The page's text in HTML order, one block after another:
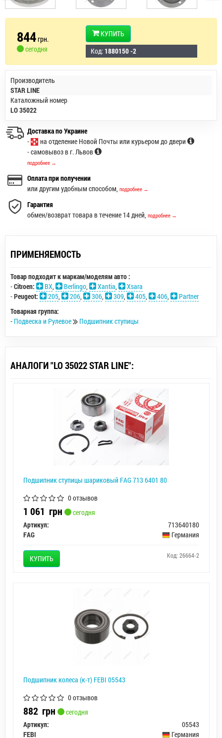
844грн.
сегодня
КУПИТЬ
Код: 1880150 -2
Производитель
STAR LINE
Каталожный номер
LO 35022
Доставка по Украине
-
на отделение Новой Почты или курьером до двери
- самовывоз в г. Львов
подробнее →
Оплата при получении
или другим удобным способом, подробнее →
Гарантия
обмен/возврат товара в течение 14 дней, подробнее →
ПРИМЕНЯЕМОСТЬ
Товар подходит к маркам/моделям авто :
-Citroen: BX Berlingo Xantia
Xsara
-Peugeot: 205 206 306 309 405 406
Partner
Товарная группа:
- Подвеска и Рулевое Подшипник ступицы
АНАЛОГИ "LO 35022 STAR LINE":
Подшипник ступицы шариковый FAG 713 6401 80
0 отзывов
1 061 грн
сегодня
Артикул:
713640180
FAG
Германия
КУПИТЬ Код: 26664-2
Подшипник колеса (к-т) FEBI 05543
0 отзывов
882 грн
сегодня
Артикул:
05543
FEBI
Германия